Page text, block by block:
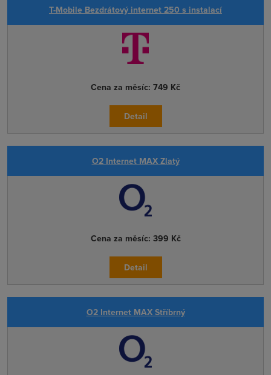
T-Mobile Bezdrátový internet 250 s instalací
Cena za měsíc: 749 Kč
Detail
O2 Internet MAX Zlatý
Cena za měsíc: 399 Kč
Detail
O2 Internet MAX Stříbrný